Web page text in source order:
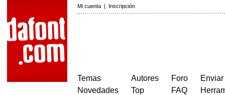
Mi cuenta | Inscripción
Temas
Novedades
Autores
Top
Foro
FAQ